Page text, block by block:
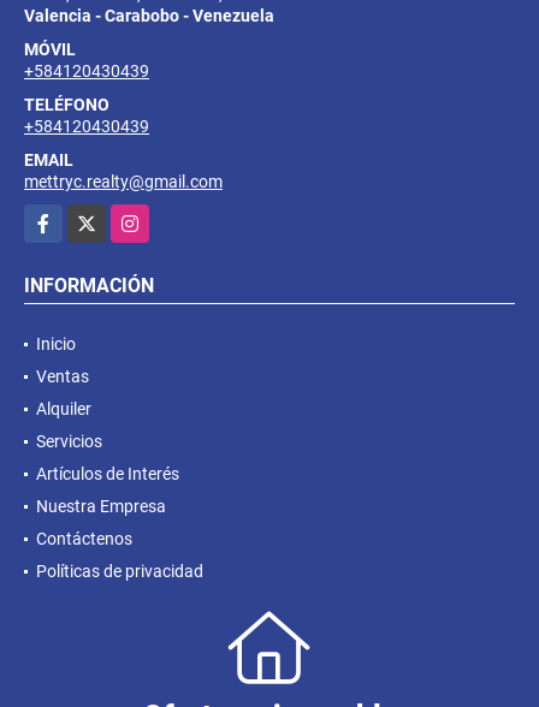
Valencia - Carabobo - Venezuela
MÓVIL
+584120430439
TELÉFONO
+584120430439
EMAIL
mettryc.realty@gmail.com
Facebook
Instagram
INFORMACIÓN
Inicio
Ventas
Alquiler
Servicios
Artículos de Interés
Nuestra Empresa
Contáctenos
Políticas de privacidad